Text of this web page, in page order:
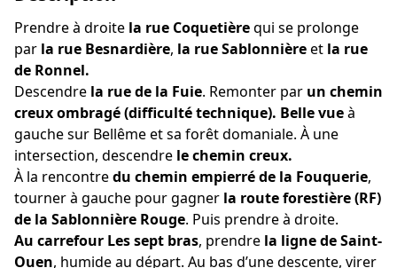
Prendre à droite la rue Coquetièrequi se prolonge
par la rue Besnardière, la rue Sablonnièreet la rue
de Ronnel.
Descendre la rue de la Fuie. Remonter par un chemin
creux ombragé (difficulté technique). Belle vueà
gauche sur Bellême et sa forêt domaniale. À une
intersection, descendre le chemin creux.
À la rencontredu chemin empierré de la Fouquerie,
tourner à gauche pour gagner la route forestière (RF)
de la Sablonnière Rouge. Puis prendre à droite.
Au carrefour Les sept bras, prendre la ligne de Saint-
Ouen, humide au départ. Au bas d’une descente, virer